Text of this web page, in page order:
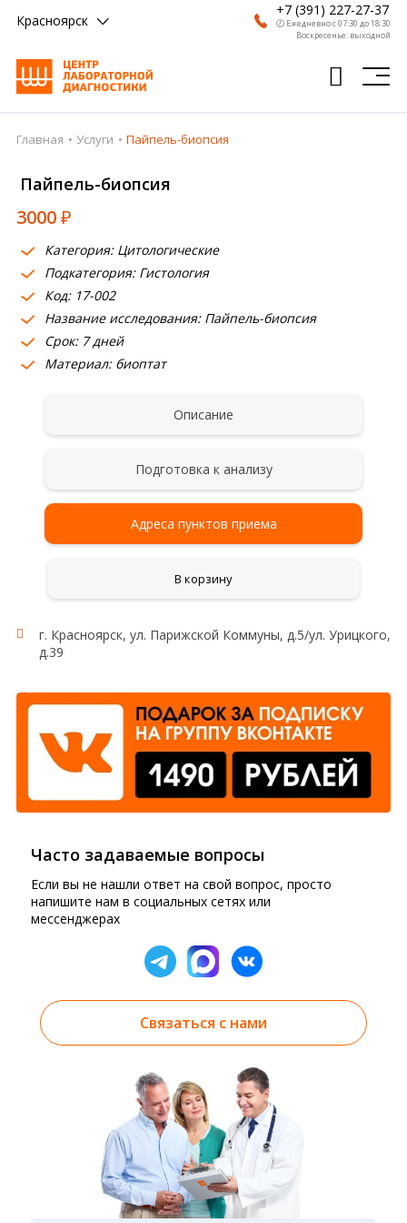
Красноярск
+7 (391) 227-27-37
🕗 Ежедневно с 07:30 до 18:30
Воскресенье: выходной
Главная
Анализы
Врачи
Получить результат
Пациентам
О компании
Где сдать
Главная Услуги Пайпель-биопсия
Пайпель-биопсия
3000₽
Категория: Цитологические
Подкатегория: Гистология
Код: 17-002
Название исследования: Пайпель-биопсия
Срок: 7 дней
Материал: биоптат
Описание
Подготовка к анализу
Адреса пунктов приема
В корзину
г. Красноярск, ул. Парижской Коммуны, д.5/ул. Урицкого,
д.39
Часто задаваемые вопросы
Если вы не нашли ответ на свой вопрос, просто
напишите нам в социальных сетях или
мессенджерах
Связаться с нами
Результаты вы можете получить тремя